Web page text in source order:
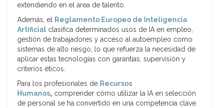
extendiendo en el área de talento.
Además, el Reglamento Europeo de Inteligencia
Artificial clasifica determinados usos de IA en empleo,
gestión de trabajadores y acceso al autoempleo como
sistemas de alto riesgo, lo que refuerza la necesidad de
aplicar estas tecnologías con garantías, supervisión y
criterios éticos.
Para los profesionales de Recursos
Humanos, comprender cómo utilizar la IA en selección
de personal se ha convertido en una competencia clave.